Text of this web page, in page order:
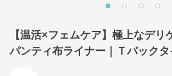
【温活×フェムケア】極上なデリ
パンティ布ライナー｜Ｔバック